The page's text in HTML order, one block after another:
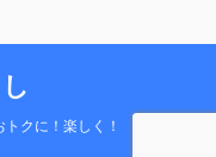
クに！楽しく！